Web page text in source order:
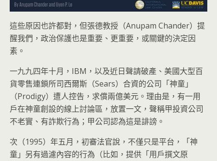
這些原因也許都對，但張德教授（Anupam Chander）提
醒我們，政治保護也是重要、更重要，或關鍵的決定因
素。
一九九四年十月，IBM，以及近日聲請破產、美國大型百
貨零售連鎖所司西爾斯（Sears）合資的公司「神童」
（Prodigy）遭人控告，求償兩億美元。理由是，有一用
戶在神童創設的線上討論區，放置一文，聲稱甲投資公司
不老實、有詐欺行為；甲公司認為這是誹謗。
次（1995）年五月，初審法官說，不僅只是平台，「神
童」另有過濾內容的行為（比如，提供「用戶撰文原